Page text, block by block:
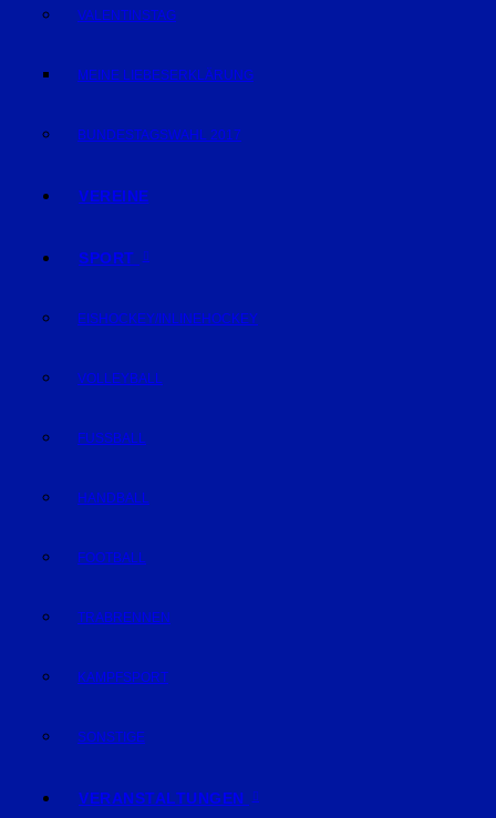
VALENTINSTAG
MEINE LIEBESERKLÄRUNG
BUNDESTAGSWAHL 2017
VEREINE
SPORT
EISHOCKEY/INLINEHOCKEY
VOLLEYBALL
FUSSBALL
HANDBALL
FOOTBALL
TRABRENNEN
KAMPFSPORT
SONSTIGE
VERANSTALTUNGEN